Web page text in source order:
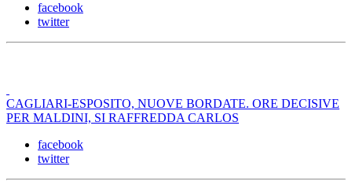
facebook
twitter
CAGLIARI-ESPOSITO, NUOVE BORDATE. ORE DECISIVE
PER MALDINI, SI RAFFREDDA CARLOS
facebook
twitter